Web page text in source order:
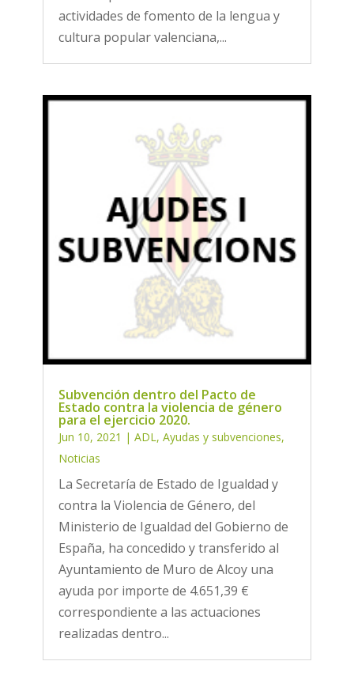
actividades de fomento de la lengua y
cultura popular valenciana,...
Subvención dentro del Pacto de
Estado contra la violencia de género
para el ejercicio 2020.
Jun 10, 2021 | ADL , Ayudas y subvenciones,
Noticias
La Secretaría de Estado de Igualdad y
contra la Violencia de Género, del
Ministerio de Igualdad del Gobierno de
España, ha concedido y transferido al
Ayuntamiento de Muro de Alcoy una
ayuda por importe de 4.651,39 €
correspondiente a las actuaciones
realizadas dentro...